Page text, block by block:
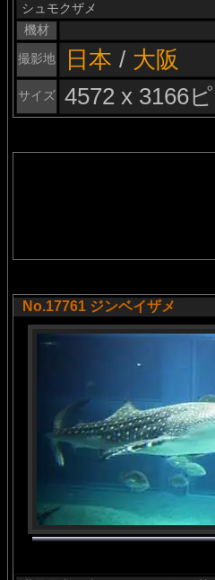
シュモクザメ
機材
撮影地
日本 / 大阪
サイズ 4572 x 3166
No.17761 ジンベイザメ